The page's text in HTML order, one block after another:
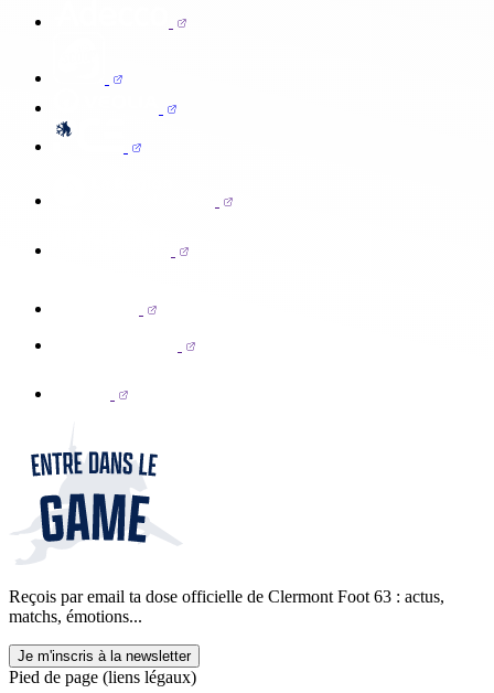
Reçois par email ta dose officielle de Clermont Foot 63 : actus,
matchs, émotions...
Je m'inscris à la newsletter
Pied de page (liens légaux)